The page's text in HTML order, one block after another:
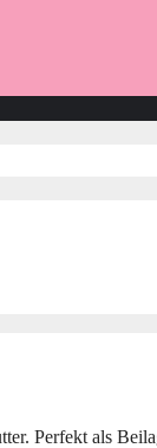
Perfekt als